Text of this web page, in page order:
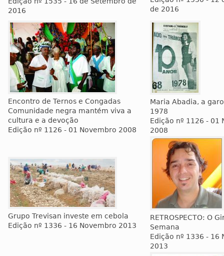
2016
de 2016
Encontro de Ternos e Congadas
Comunidade negra mantém viva a
cultura e a devoção
Edição nº 1126 - 01 Novembro 2008
Maria Abadia, a
1978
Edição nº 1126 - 01
2008
Grupo Trevisan investe em cebola
Edição nº 1336 - 16 Novembro 2013
RETROSPECTO: O
Semana
Edição nº 1336 - 16
2013